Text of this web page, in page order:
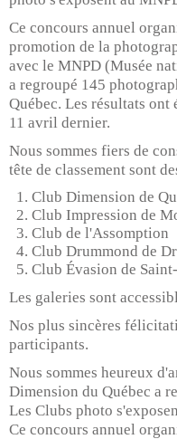
Ce concours annuel
promotion de la
avec le MNPD (Musée
a regroupé 145
Québec. Les résultats
11 avril dernier.
Nous sommes fiers de
tête de classement sont
Club Dimension de
Club Impression de
Club de l'Assomption
Club Drummond de
Club Évasion de
Les galeries sont
Nos plus sincères
participants.
Nous sommes heureux
Dimension du Québec a
Les Clubs photo
Ce concours annuel